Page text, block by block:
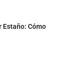
Cómo